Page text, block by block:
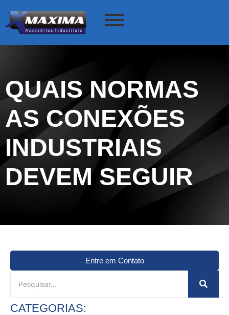
QUAIS NORMAS
AS CONEXÕES
INDUSTRIAIS
DEVEM SEGUIR
Entre em Contato
CATEGORIAS: